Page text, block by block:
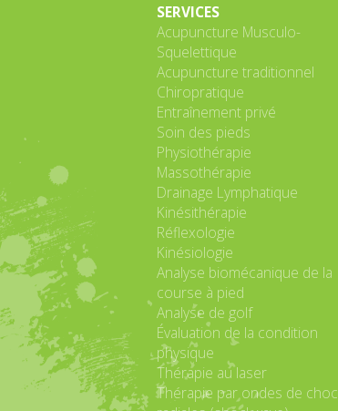
SERVICES
Acupuncture Musculo-
Squelettique
Acupuncture traditionnel
Chiropratique
Entraînement privé
Soin des pieds
Physiothérapie
Massothérapie
Drainage Lymphatique
Kinésithérapie
Réflexologie
Kinésiologie
Analyse biomécanique de la
course à pied
Analyse de golf
Évaluation de la condition
physique
Thérapie au laser
Thérapie par ondes de choc